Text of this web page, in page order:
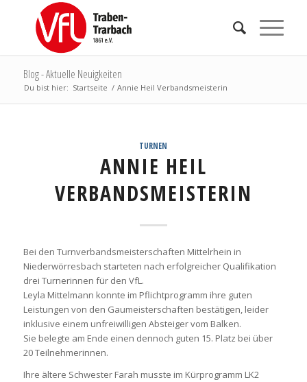
Blog - Aktuelle Neuigkeiten
Du bist hier: Startseite / Annie Heil Verbandsmeisterin
TURNEN
ANNIE HEIL
VERBANDSMEISTERIN
Bei den Turnverbandsmeisterschaften Mittelrhein in
Niederwörresbach starteten nach erfolgreicher Qualifikation
drei Turnerinnen für den VfL.
Leyla Mittelmann konnte im Pflichtprogramm ihre guten
Leistungen von den Gaumeisterschaften bestätigen, leider
inklusive einem unfreiwilligen Absteiger vom Balken.
Sie belegte am Ende einen dennoch guten 15. Platz bei über
20 Teilnehmerinnen.
Ihre ältere Schwester Farah musste im Kürprogramm LK2